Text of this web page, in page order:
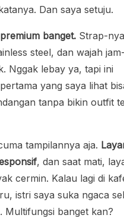
Dan saya setuju.
banget. Strap-
steel, dan wajah
Nggak lebay ya, tapi ini
yang saya lihat
tanpa bikin outfit
tampilannya aja.
, dan saat mati,
cermin. Kalau lagi di
istri saya suka ngaca
Multifungsi banget kan?